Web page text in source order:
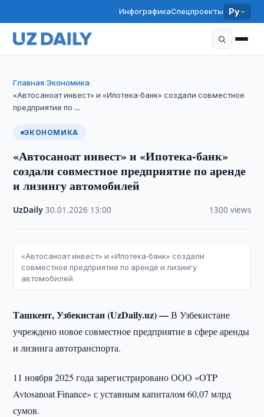
ИнфографикаСпецпроекты Ру
Главная›Экономика›
«Автосаноат инвест» и «Ипотека-банк» создали совместное
предприятие по …
ЭКОНОМИКА
«Автосаноат инвест» и «Ипотека-банк»
создали совместное предприятие по аренде
и лизингу автомобилей
UzDaily ·30.01.2026 13:00 1300 views
«Автосаноат инвест» и «Ипотека-банк» создали
совместное предприятие по аренде и лизингу
автомобилей
Ташкент, Узбекистан (UzDaily.uz) —В Узбекистане
учреждено новое совместное предприятие в сфере аренды
и лизинга автотранспорта.
11 ноября 2025 года зарегистрировано ООО «OTP
Avtosanoat Finance» с уставным капиталом 60,07 млрд
сумов.